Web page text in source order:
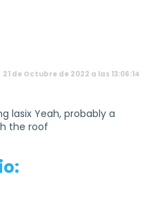
21 de Octubre de 2022 a las 13:06:14
lasix Yeah, probably a
the roof